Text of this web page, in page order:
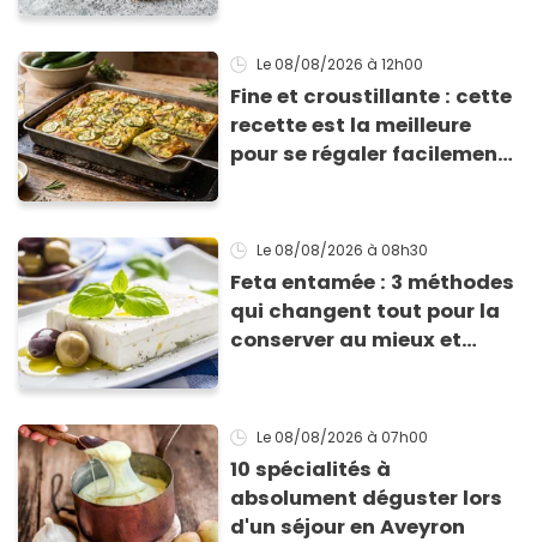
Le 08/08/2026 à 12h00
Fine et croustillante : cette
recette est la meilleure
pour se régaler facilement
Le 08/08/2026 à 08h30
Feta entamée : 3 méthodes
qui changent tout pour la
conserver au mieux et
Le 08/08/2026 à 07h00
10 spécialités à
absolument déguster lors
d'un séjour en Aveyron